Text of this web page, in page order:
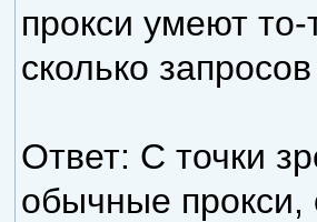
прокси умеют
сколько
Ответ: С точки
обычные прокси,